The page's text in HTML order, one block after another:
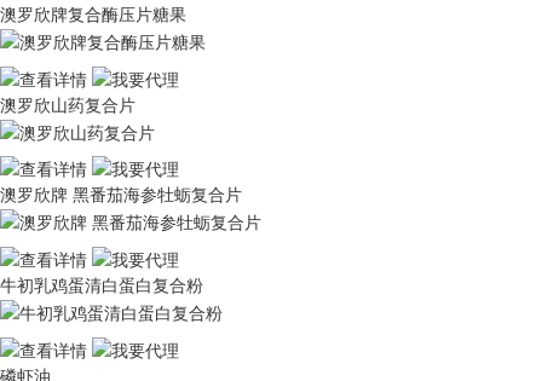
澳罗欣牌复合酶压片糖果
澳罗欣山药复合片
澳罗欣牌 黑番茄海参牡蛎复合片
牛初乳鸡蛋清白蛋白复合粉
磷虾油